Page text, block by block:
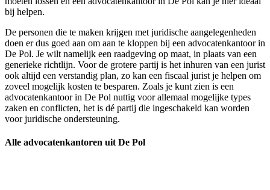
bij helpen.
De personen die te maken krijgen met juridische aangelegenheden
doen er dus goed aan om aan te kloppen bij een advocatenkantoor in
De Pol. Je wilt namelijk een raadgeving op maat, in plaats van een
generieke richtlijn. Voor de grotere partij is het inhuren van een jurist
ook altijd een verstandig plan, zo kan een fiscaal jurist je helpen om
zoveel mogelijk kosten te besparen. Zoals je kunt zien is een
advocatenkantoor in De Pol nuttig voor allemaal mogelijke types
zaken en conflicten, het is dé partij die ingeschakeld kan worden
voor juridische ondersteuning.
Alle advocatenkantoren uit De Pol